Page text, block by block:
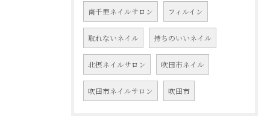
南千里ネイルサロン フィルイン
取れないネイル 持ちのいいネイル
北摂ネイルサロン 吹田市ネイル
吹田市ネイルサロン 吹田市